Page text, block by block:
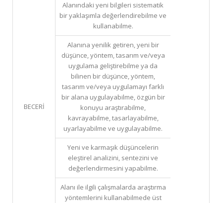
BECERİ
Alanındaki yeni bilgileri sistematik
bir yaklaşımla değerlendirebilme ve
kullanabilme.
Alanına yenilik getiren, yeni bir
düşünce, yöntem, tasarım ve/veya
uygulama geliştirebilme ya da
bilinen bir düşünce, yöntem,
tasarım ve/veya uygulamayı farklı
bir alana uygulayabilme, özgün bir
konuyu araştırabilme,
kavrayabilme, tasarlayabilme,
uyarlayabilme ve uygulayabilme.
Yeni ve karmaşık düşüncelerin
eleştirel analizini, sentezini ve
değerlendirmesini yapabilme.
Alanı ile ilgili çalışmalarda araştırma
yöntemlerini kullanabilmede üst